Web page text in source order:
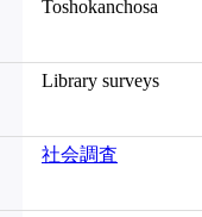
Toshokanchosa
Library surveys
社会調査